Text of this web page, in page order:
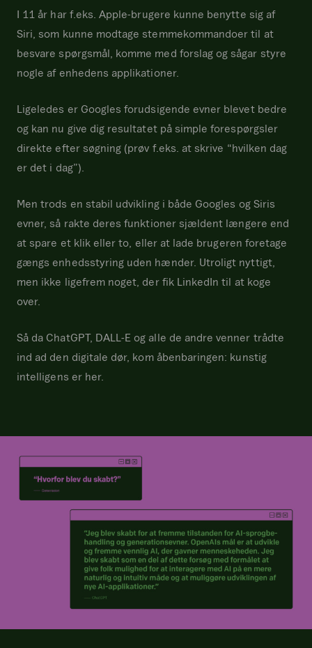
I 11 år har f.eks. Apple-brugere kunne benytte sig af
Siri, som kunne modtage stemmekommandoer til at
besvare spørgsmål, komme med forslag og sågar styre
nogle af enhedens applikationer.
Ligeledes er Googles forudsigende evner blevet bedre
og kan nu give dig resultatet på simple forespørgsler
direkte efter søgning (prøv f.eks. at skrive “hvilken dag
er det i dag”).
Men trods en stabil udvikling i både Googles og Siris
evner, så rakte deres funktioner sjældent længere end
at spare et klik eller to, eller at lade brugeren foretage
gængs enhedsstyring uden hænder. Utroligt nyttigt,
men ikke ligefrem noget, der fik LinkedIn til at koge
over.
Så da ChatGPT, DALL-E og alle de andre venner trådte
ind ad den digitale dør, kom åbenbaringen: kunstig
intelligens er her.